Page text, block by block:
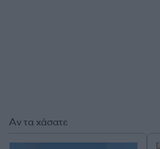
Αν τα χάσατε